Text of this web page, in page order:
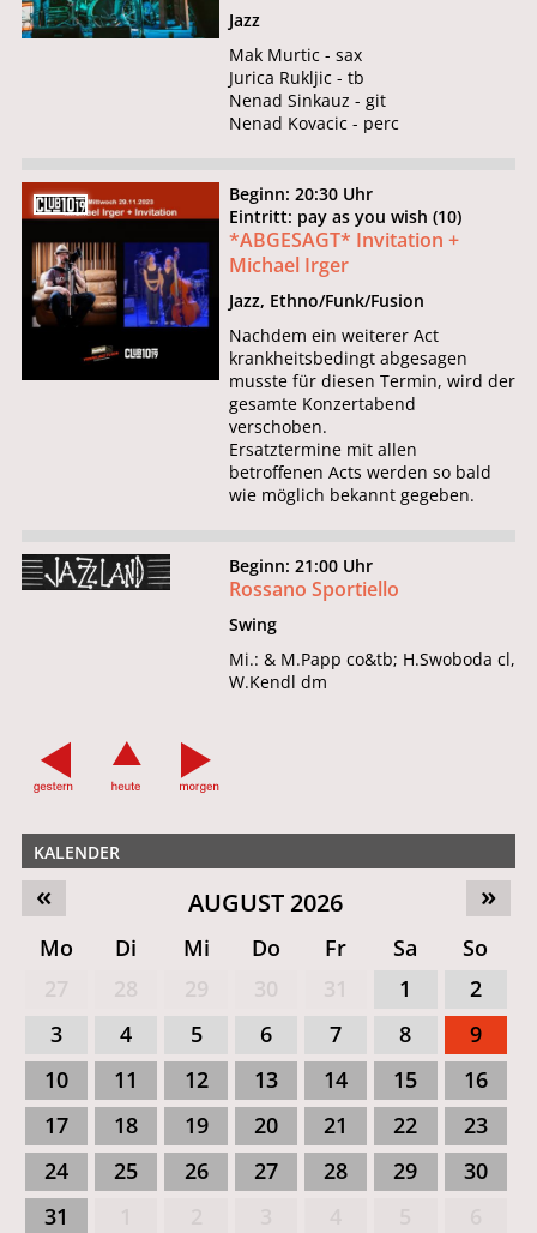
Jazz
Mak Murtic - sax
Jurica Rukljic - tb
Nenad Sinkauz - git
Nenad Kovacic - perc
Beginn: 20:30 Uhr
Eintritt: pay as you wish (10)
*ABGESAGT* Invitation +
Michael Irger
Jazz, Ethno/Funk/Fusion
Nachdem ein weiterer Act
krankheitsbedingt abgesagen
musste für diesen Termin, wird der
gesamte Konzertabend
verschoben.
Ersatztermine mit allen
betroffenen Acts werden so bald
wie möglich bekannt gegeben.
Beginn: 21:00 Uhr
Rossano Sportiello
Swing
Mi.: & M.Papp co&tb; H.Swoboda cl,
W.Kendl dm
KALENDER
»
« AUGUST 2026
Mo Di Mi Do Fr Sa
So
1
2
3
4 5 6 7 8
9
10
11 12 13 14 15
16
17
18 19 20 21 22
23
24
25 26 27 28 29
30
31